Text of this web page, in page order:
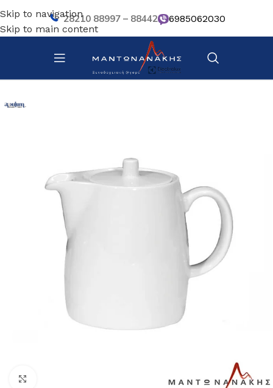
Skip to navigation
Skip to main content
28210 88997 – 88442 6985062030
Αρχική σελίδα/ Επιτραπέζια Είδη/ Πιάτα